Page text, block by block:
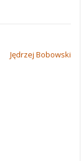
Jędrzej Bobowski